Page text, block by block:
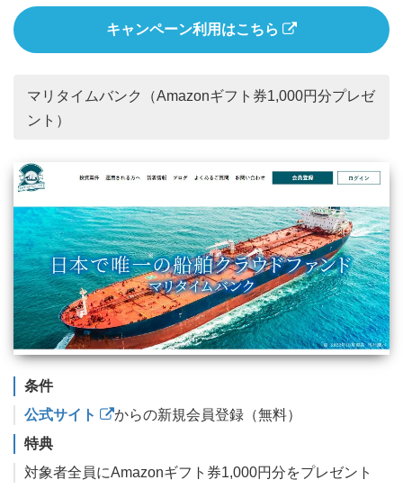
キャンペーン利用はこちら
マリタイムバンク（Amazonギフト券1,000円分プレゼ
ント）
条件
公式サイト
からの新規会員登録（無料）
特典
対象者全員にAmazonギフト券1,000円分をプレゼント